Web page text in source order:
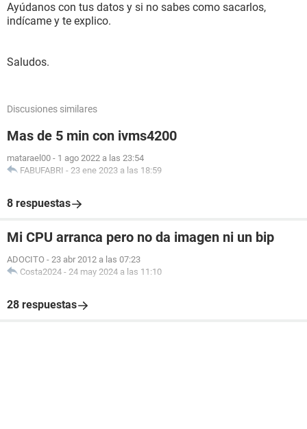
Ayúdanos con tus datos y si no sabes como sacarlos,
indícame y te explico.
Saludos.
Discusiones similares
Mas de 5 min con ivms4200
matarael00 - 1 ago 2022 a las 23:54
FABUFABRI - 23 ene 2023 a las 18:59
8 respuestas
Mi CPU arranca pero no da imagen ni un bip
ADOCITO - 23 abr 2012 a las 07:23
Costa2024 - 24 may 2024 a las 11:10
28 respuestas